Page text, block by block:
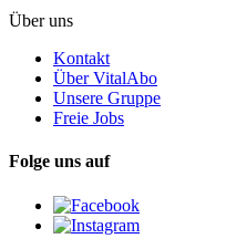
Über uns
Kontakt
Über VitalAbo
Unsere Gruppe
Freie Jobs
Folge uns auf